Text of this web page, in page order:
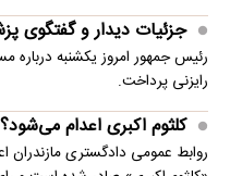
جزئیات دیدار و گفتگوی
رئیس جمهور امروز یکشنبه درباره
رایزنی پرداخت.
کلثوم اکبری اعدام می‌شود؟